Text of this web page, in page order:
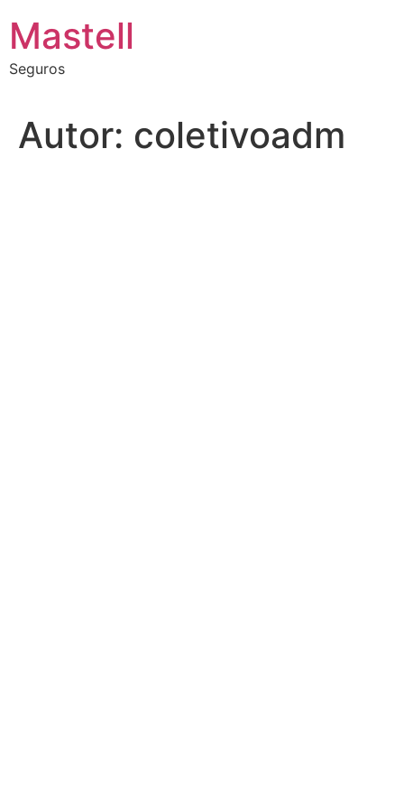
para
conteúdo
Mastell
Seguros
Autor: coletivoadm